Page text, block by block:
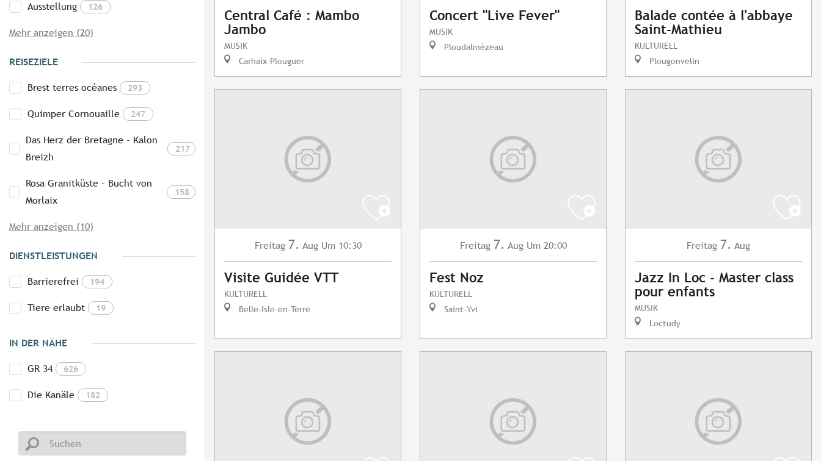
Ausstellung 126
Mehr anzeigen (20)
REISEZIELE
Brest terres océanes 293
Quimper Cornouaille 247
Das Herz der Bretagne - Kalon
Breizh
217
Rosa Granitküste - Bucht von
Morlaix
158
Mehr anzeigen (10)
DIENSTLEISTUNGEN
Barrierefrei 194
Tiere erlaubt 19
IN DER NÄHE
GR 34 626
Die Kanäle 182
Central Café : Mambo
Jambo
MUSIK
Carhaix-Plouguer
Concert "Live Fever"
MUSIK
Ploudalmézeau
Balade contée à l'abbaye
Saint-Mathieu
KULTURELL
Plougonvelin
Freitag 7. Aug Um 10:30
Visite Guidée VTT
KULTURELL
Belle-Isle-en-Terre
Freitag 7. Aug Um 20:00
Fest Noz
KULTURELL
Saint-Yvi
Freitag 7. Aug
Jazz In Loc - Master class
pour enfants
MUSIK
Loctudy